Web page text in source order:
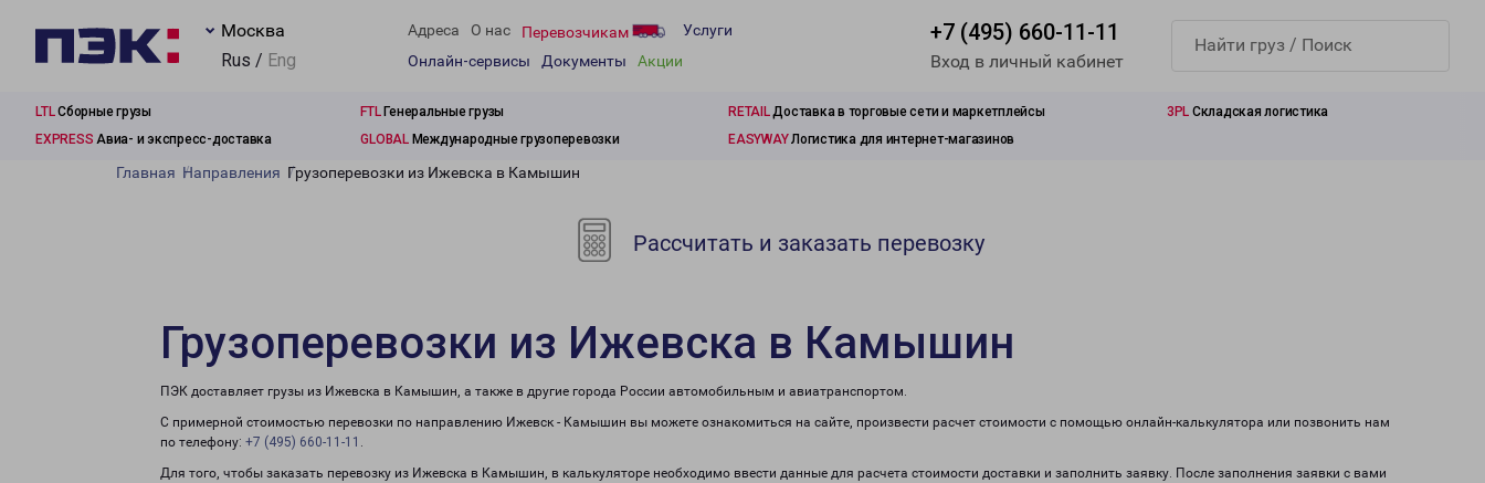
Москва
Rus / Eng
Адреса О нас Перевозчикам
Услуги
Онлайн-сервисы
Документы Акции
+7 (495) 660-11-11
Вход в личный кабинет
LTLСборные грузы FTLГенеральные грузы RETAILДоставка в торговые сети и маркетплейсы 3PL Складская логистика
EXPRESS Авиа- и экспресс-доставка GLOBALМеждународные грузоперевозки EASYWAYЛогистика для интернет-магазинов
Главная Направления Грузоперевозки из Ижевска в Камышин
Рассчитать и заказать перевозку
Грузоперевозки из Ижевска в Камышин
ПЭК доставляет грузы из Ижевска в Камышин, а также в другие города России автомобильным и авиатранспортом.
С примерной стоимостью перевозки по направлению Ижевск - Камышин вы можете ознакомиться на сайте, произвести расчет стоимости с помощью онлайн-калькулятора или позвонить нам
по телефону: +7 (495) 660-11-11 .
Для того, чтобы заказать перевозку из Ижевска в Камышин, в калькуляторе необходимо ввести данные для расчета стоимости доставки и заполнить заявку. После заполнения заявки с вами